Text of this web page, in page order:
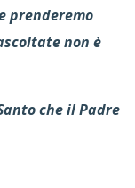
prenderemo
non è
che il Padre